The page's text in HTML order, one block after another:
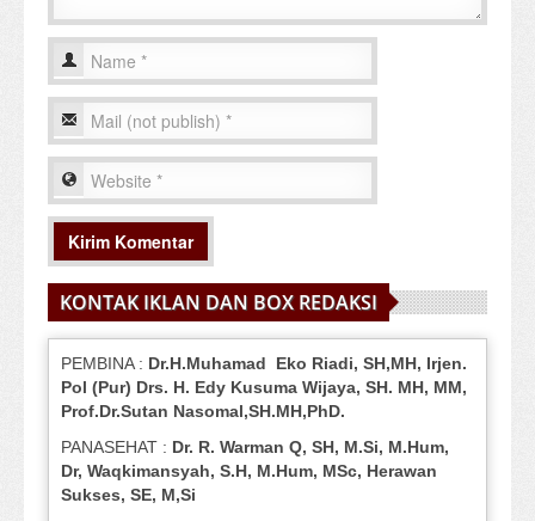
KONTAK IKLAN DAN BOX REDAKSI
PEMBINA : Dr.H.Muhamad Eko Riadi, SH,MH, Irjen.
Pol (Pur) Drs. H. Edy Kusuma Wijaya, SH. MH, MM,
Prof.Dr.Sutan Nasomal,SH.MH,PhD.
PANASEHAT : Dr. R. Warman Q, SH, M.Si, M.Hum,
Dr, Waqkimansyah, S.H, M.Hum, MSc, Herawan
Sukses, SE, M,Si